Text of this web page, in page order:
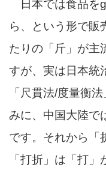
日本では食品を
ら、という形で販
たりの「斤」が主
すが、実は日本統
「尺貫法/度量衡
みに、中国大陸で
です。それから「
「打折」は「打